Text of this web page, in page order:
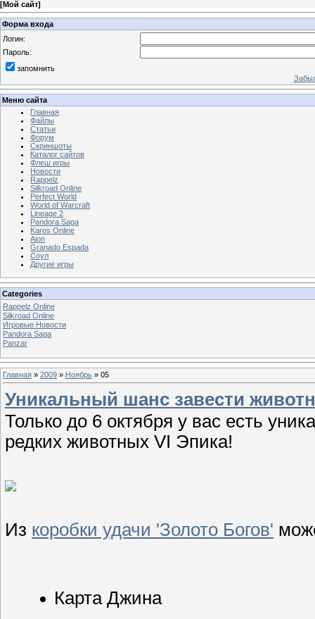
[Мой сайт]
Форма входа
Логин:
Пароль:
запомнить
Меню сайта
Главная
Файлы
Статьи
Форум
Скриншоты
Каталог сайтов
Флеш игры
Новости
Rappelz
Silkroad Online
Perfect World
World of Warcraft
Lineage 2
Pandora Saga
Karos Online
Aion
Granado Espada
Соул
Другие игры
Categories
Rappelz Online
Silkroad Online
Игровые Новости
Pandora Saga
Panzar
Главная » 2009 » Ноябрь » 05
Уникальный шанс завести
Только до 6 октября у вас есть
редких животных VI Эпика!
Из коробки удачи 'Золото Богов'
Карта Джина